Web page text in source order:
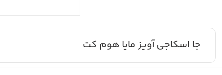
جا اسکاجی آویز مایا هوم کت